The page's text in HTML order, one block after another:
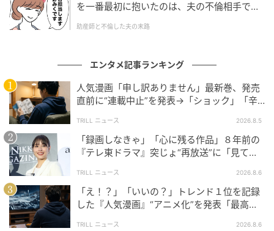
#1 子どもの実名と顔を晒すママ、大丈夫か
な？なんて心配していたら。
の記事をもっとみる
を一番最初に抱いたのは、夫の不倫相手でし
助産師と不倫した夫の末路
エンタメ記事ランキング
人気漫画「申し訳ありません」最新巻、発売
直前に“連載中止”を発表→「ショック」「辛
TRILL ニュース 2026.8.5
「録画しなきゃ」「心に残る作品」８年前の
『テレ東ドラマ』突じょ“再放送”に「見てほ
TRILL ニュース 2026.8.6
「え！？」「いいの？」トレンド１位を記録
した『人気漫画』“アニメ化”を発表「最高す
TRILL ニュース 2026.8.6